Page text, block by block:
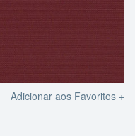
Adicionar aos Favoritos +